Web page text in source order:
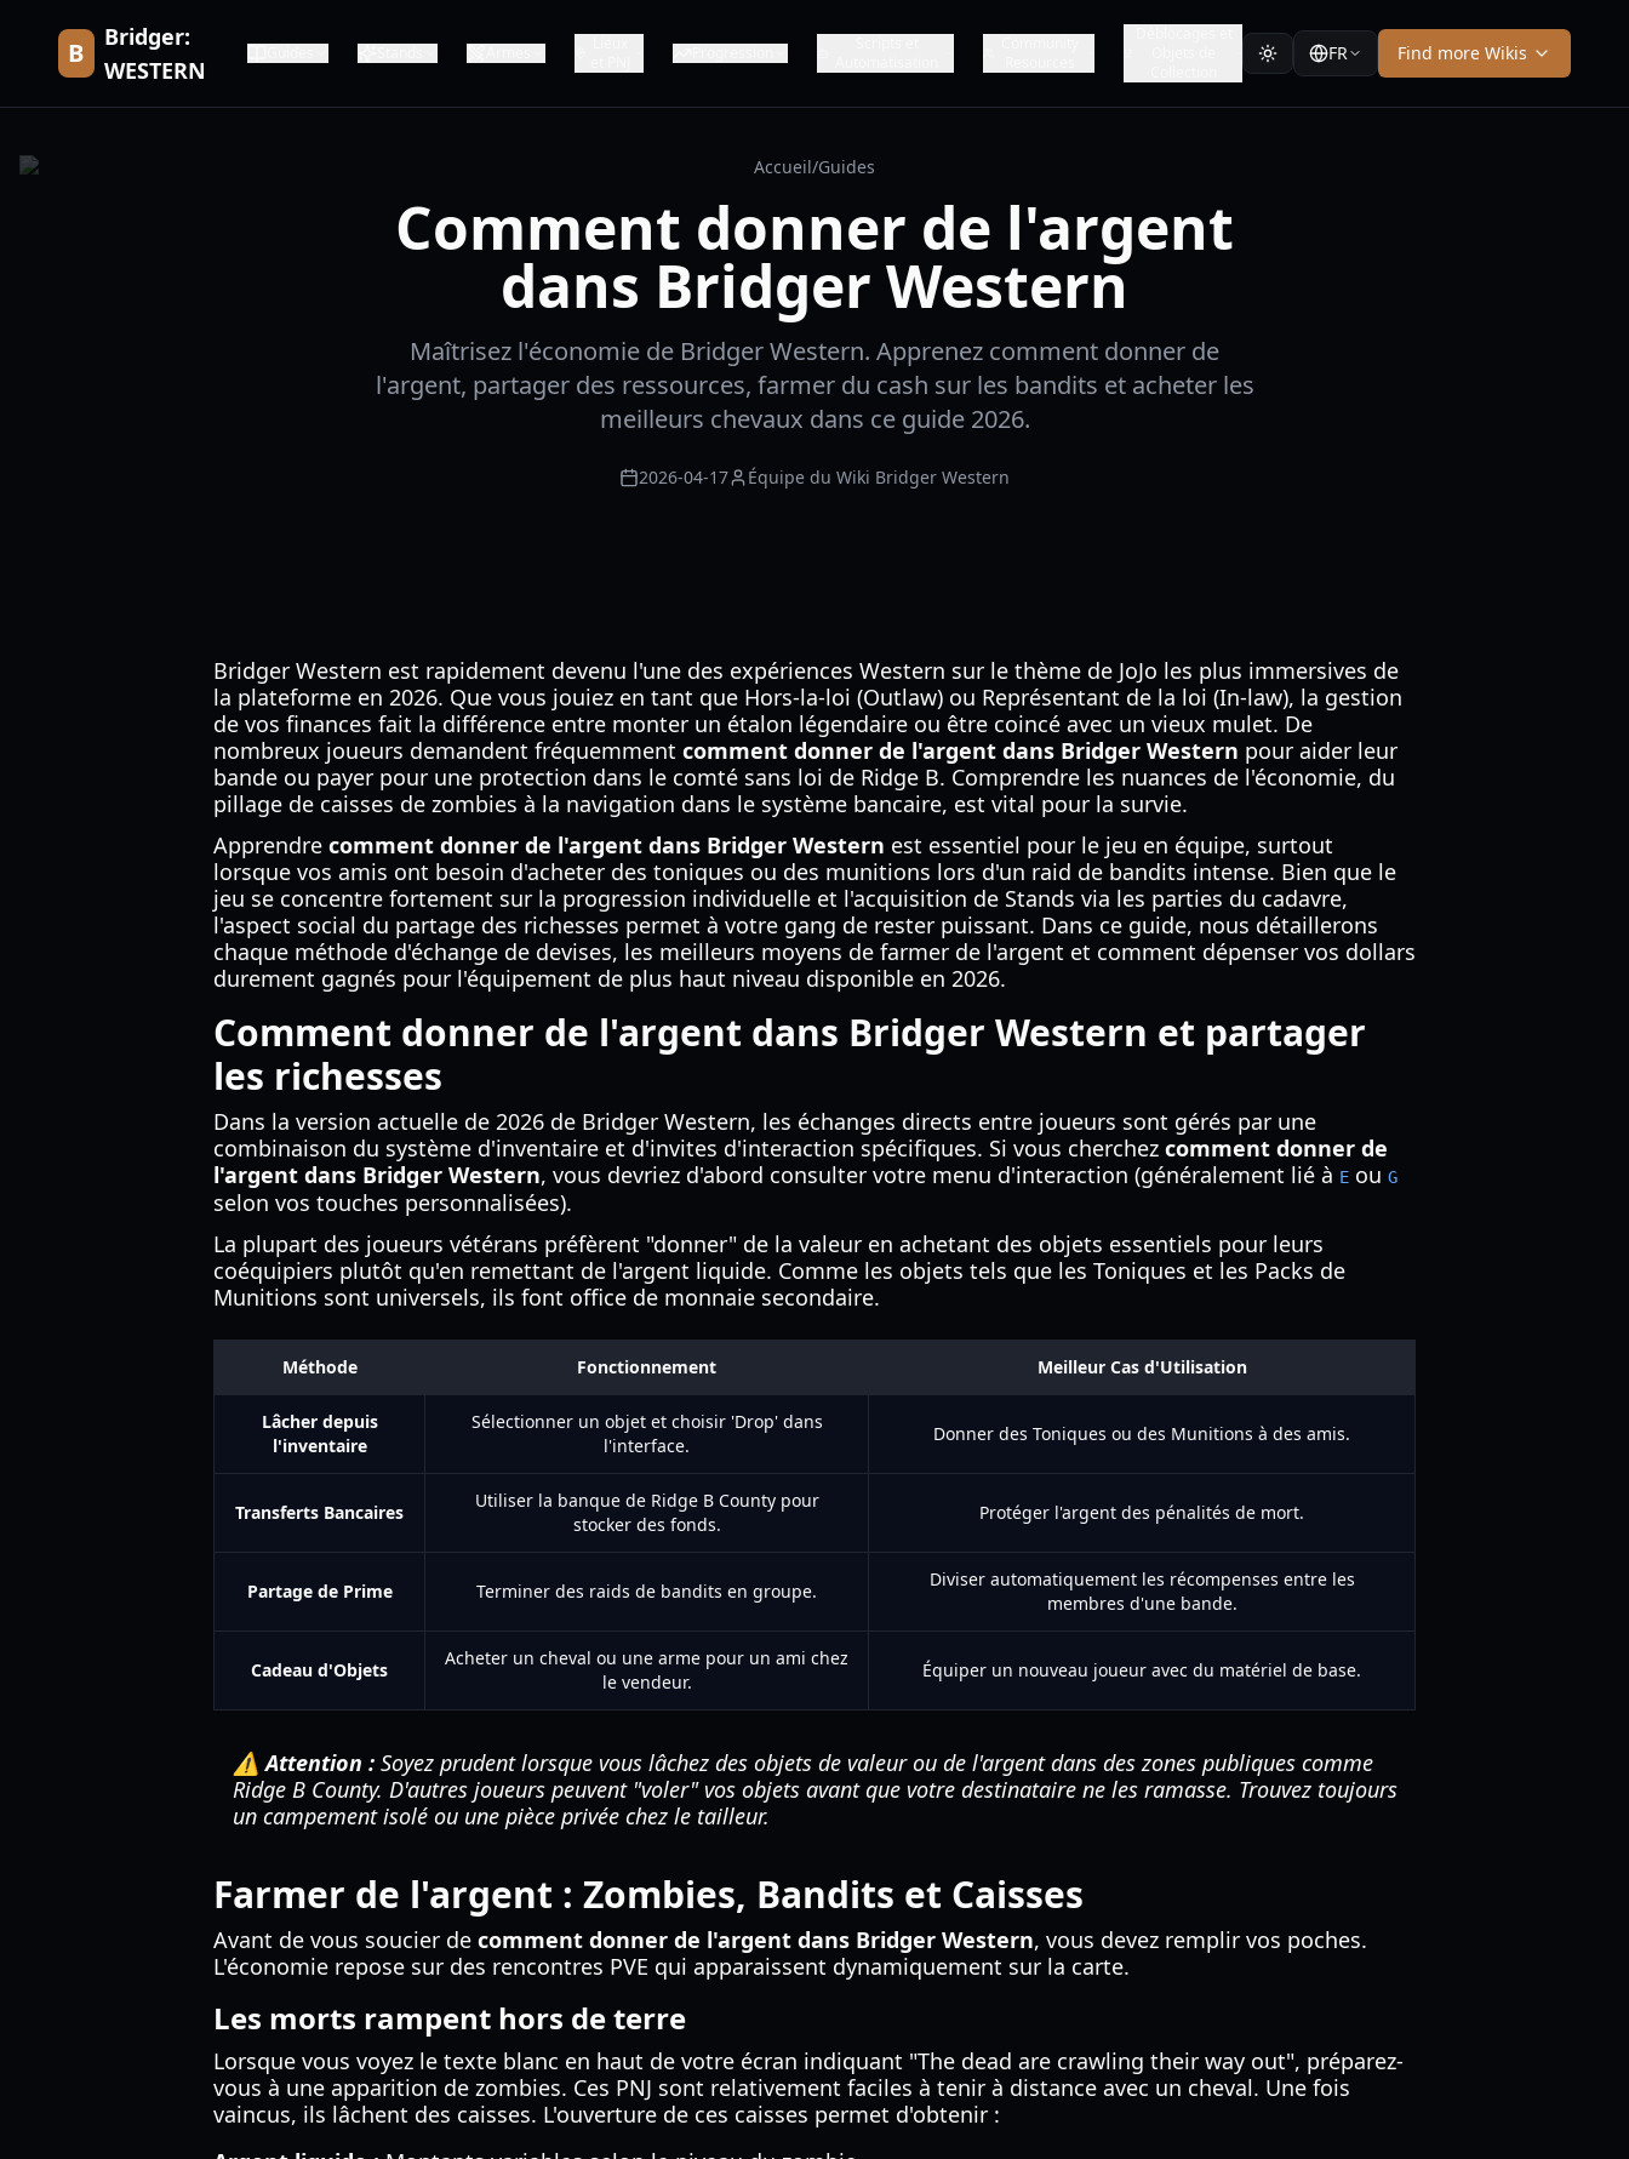
B
Bridger:
WESTERN
FR Find more Wikis
Accueil/Guides
Comment donner de l'argent
dans Bridger Western
Maîtrisez l'économie de Bridger Western. Apprenez comment donner de
l'argent, partager des ressources, farmer du cash sur les bandits et acheter les
meilleurs chevaux dans ce guide 2026.
2026-04-17 Équipe du Wiki Bridger Western
Bridger Western est rapidement devenu l'une des expériences Western sur le thème de JoJo les plus immersives de
la plateforme en 2026. Que vous jouiez en tant que Hors-la-loi (Outlaw) ou Représentant de la loi (In-law), la gestion
de vos finances fait la différence entre monter un étalon légendaire ou être coincé avec un vieux mulet. De
nombreux joueurs demandent fréquemment comment donner de l'argent dans Bridger Western pour aider leur
bande ou payer pour une protection dans le comté sans loi de Ridge B. Comprendre les nuances de l'économie, du
pillage de caisses de zombies à la navigation dans le système bancaire, est vital pour la survie.
Apprendre comment donner de l'argent dans Bridger Western est essentiel pour le jeu en équipe, surtout
lorsque vos amis ont besoin d'acheter des toniques ou des munitions lors d'un raid de bandits intense. Bien que le
jeu se concentre fortement sur la progression individuelle et l'acquisition de Stands via les parties du cadavre,
l'aspect social du partage des richesses permet à votre gang de rester puissant. Dans ce guide, nous détaillerons
chaque méthode d'échange de devises, les meilleurs moyens de farmer de l'argent et comment dépenser vos dollars
durement gagnés pour l'équipement de plus haut niveau disponible en 2026.
Comment donner de l'argent dans Bridger Western et partager
les richesses
Dans la version actuelle de 2026 de Bridger Western, les échanges directs entre joueurs sont gérés par une
combinaison du système d'inventaire et d'invites d'interaction spécifiques. Si vous cherchez comment donner de
l'argent dans Bridger Western, vous devriez d'abord consulter votre menu d'interaction (généralement lié à E ou G
selon vos touches personnalisées).
La plupart des joueurs vétérans préfèrent "donner" de la valeur en achetant des objets essentiels pour leurs
coéquipiers plutôt qu'en remettant de l'argent liquide. Comme les objets tels que les Toniques et les Packs de
Munitions sont universels, ils font office de monnaie secondaire.
Méthode Fonctionnement Meilleur Cas d'Utilisation
Lâcher depuis
l'inventaire
Sélectionner un objet et choisir 'Drop' dans
l'interface.
Donner des Toniques ou des Munitions à des amis.
Transferts Bancaires
Utiliser la banque de Ridge B County pour
stocker des fonds.
Protéger l'argent des pénalités de mort.
Partage de Prime Terminer des raids de bandits en groupe.
Diviser automatiquement les récompenses entre les
membres d'une bande.
Cadeau d'Objets
Acheter un cheval ou une arme pour un ami chez
le vendeur.
Équiper un nouveau joueur avec du matériel de base.
⚠️ Attention : Soyez prudent lorsque vous lâchez des objets de valeur ou de l'argent dans des zones publiques comme
Ridge B County. D'autres joueurs peuvent "voler" vos objets avant que votre destinataire ne les ramasse. Trouvez toujours
un campement isolé ou une pièce privée chez le tailleur.
Farmer de l'argent : Zombies, Bandits et Caisses
Avant de vous soucier de comment donner de l'argent dans Bridger Western, vous devez remplir vos poches.
L'économie repose sur des rencontres PVE qui apparaissent dynamiquement sur la carte.
Les morts rampent hors de terre
Lorsque vous voyez le texte blanc en haut de votre écran indiquant "The dead are crawling their way out", préparez-
vous à une apparition de zombies. Ces PNJ sont relativement faciles à tenir à distance avec un cheval. Une fois
vaincus, ils lâchent des caisses. L'ouverture de ces caisses permet d'obtenir :